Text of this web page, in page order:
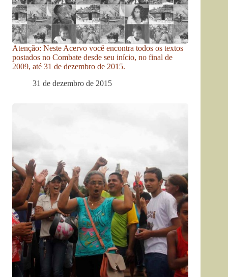
Atenção: Neste Acervo você encontra todos os textos
postados no Combate desde seu início, no final de
2009, até 31 de dezembro de 2015.
31 de dezembro de 2015